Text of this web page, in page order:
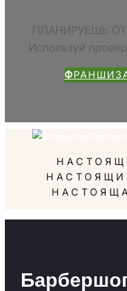
ПЛАНИРУЕШЬ
Используй
ФРАНШИЗА